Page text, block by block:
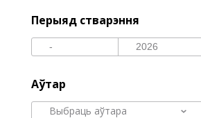
Перыяд стварэння
Аўтар
Выбраць аўтара